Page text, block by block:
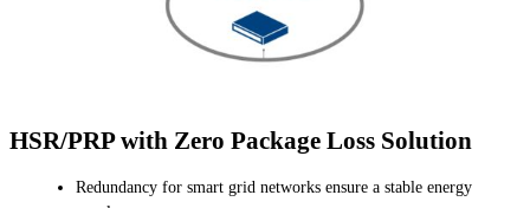
HSR/PRP with Zero Package Loss Solution
Redundancy for smart grid networks ensure a stable energy